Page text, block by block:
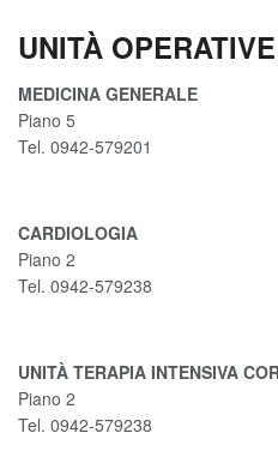
UNITÀ
MEDICINA GENERALE
Piano 5
Tel. 0942-579201
CARDIOLOGIA
Piano 2
Tel. 0942-579238
UNITÀ TERAPIA INTENSIVA
Piano 2
Tel. 0942-579238